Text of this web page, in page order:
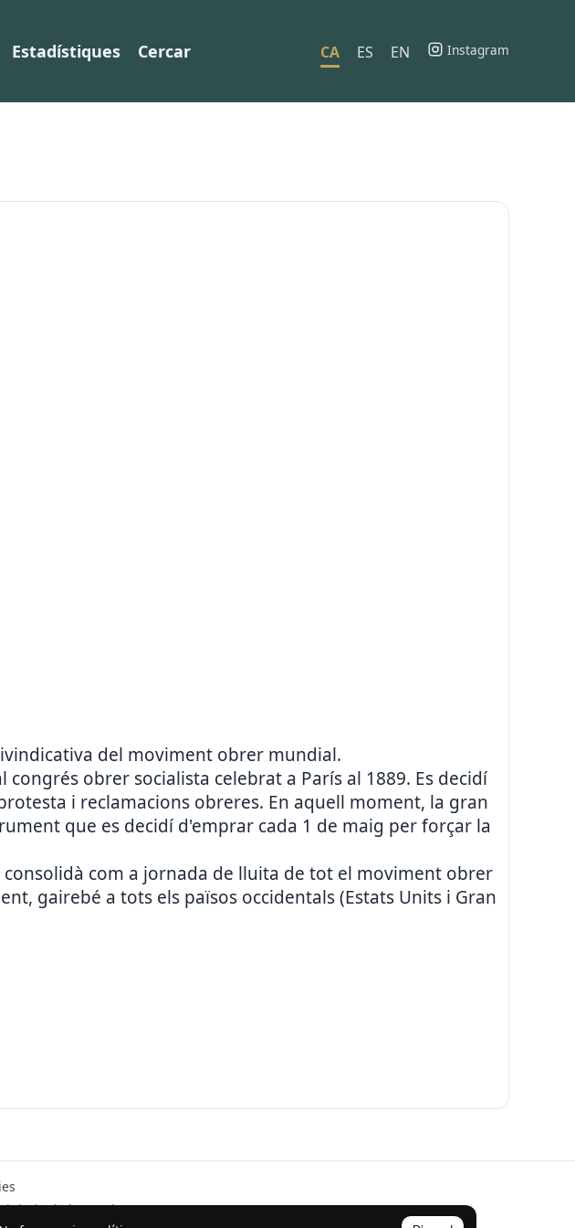
Estadístiques Cercar CA ES EN Instagram
del moviment obrer mundial.
obrer socialista celebrat a París al 1889. Es decidí
i reclamacions obreres. En aquell moment, la gran
que es decidí d'emprar cada 1 de maig per forçar la
com a jornada de lluita de tot el moviment obrer
gairebé a tots els països occidentals (Estats Units i Gran
de la IA (ChatGPT).